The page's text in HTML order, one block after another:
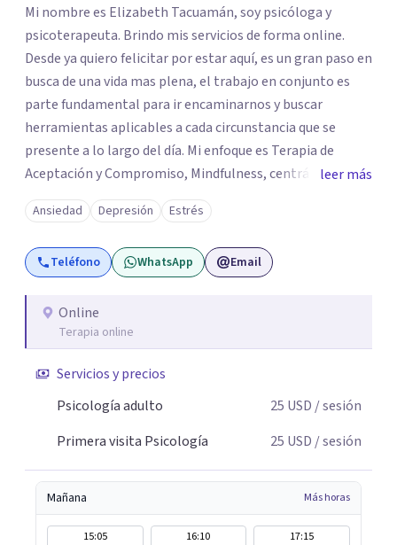
Mi nombre es Elizabeth Tacuamán, soy psicóloga y
psicoterapeuta. Brindo mis servicios de forma online.
Desde ya quiero felicitar por estar aquí, es un gran paso en
busca de una vida mas plena, el trabajo en conjunto es
parte fundamental para ir encaminarnos y buscar
herramientas aplicables a cada circunstancia que se
presente a lo largo del día. Mi enfoque es Terapia de
Aceptación y Compromiso, Mindfulness, centrándonos
directamente en los valores, creencias y tener conciencia
de ello, logrando mantener la empatía, escucha activa,
comunicación asertiva; con ello encontrar lo valioso que
en el camino se nos va desapareciendo, para así poder
su sufrimiento, obteniendo así una vida que merezca la
pena ser vivida.
leer más
Ansiedad Depresión Estrés
Teléfono WhatsApp Email
Online
Terapia online
Servicios y precios
Psicología adulto
25 USD / sesión
Primera visita Psicología
25 USD / sesión
Mañana Más horas
15:05 16:10
17:15